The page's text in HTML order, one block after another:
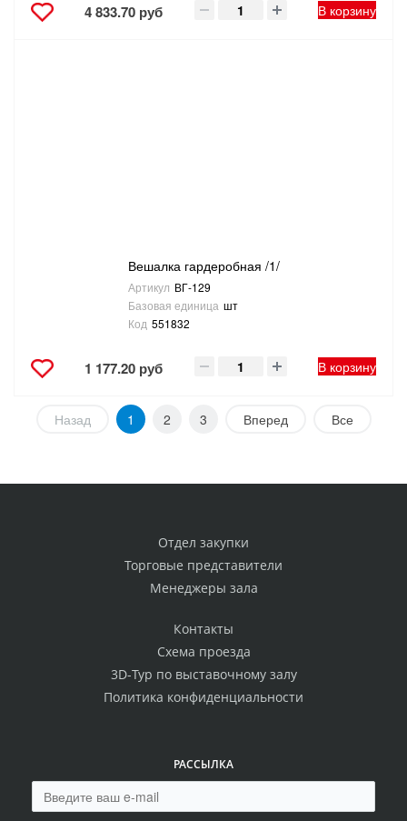
4 833.70 руб В корзину
Вешалка гардеробная /1/
Артикул ВГ-129
Базовая единица шт
Код 551832
1 177.20 руб В корзину
Назад 1 2 3 Вперед Все
Отдел закупки
Торговые представители
Менеджеры зала
Контакты
Схема проезда
3D-Тур по выставочному залу
Политика конфиденциальности
РАССЫЛКА